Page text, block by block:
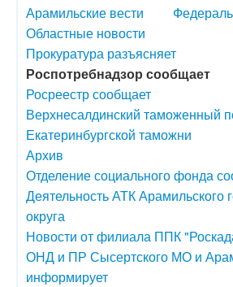
Арамильские вести
Областные новости
Прокуратура разъясняет
Роспотребнадзор сообщает
Росреестр сообщает
Верхнесалдинский таможенный
Екатеринбургской таможни
Архив
Отделение социального фонда
Деятельность АТК Арамильского
округа
Новости от филиала ППК
ОНД и ПР Сысертского МО и
информирует